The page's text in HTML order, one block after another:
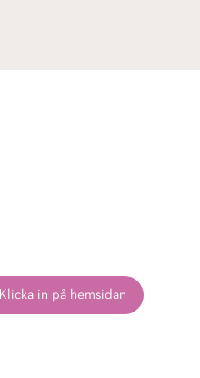
Klicka in på hemsidan